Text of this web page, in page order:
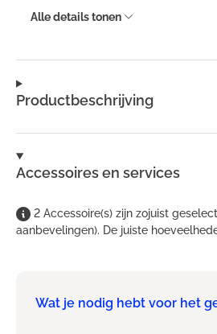
Productbeschrijving
Accessoires en services
2 Accessoire(s) zijn zojuist
aanbevelingen). De juiste
Wat je nodig hebt voor het
Alle details tonen